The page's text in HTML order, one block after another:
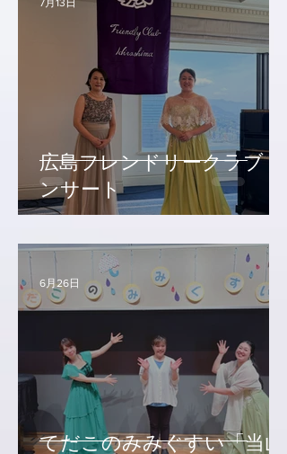
広島フレンドリークラブ コ
ンサート
てだこのみみぐすい「当山
6月26日